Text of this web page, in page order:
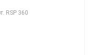
RSP 360